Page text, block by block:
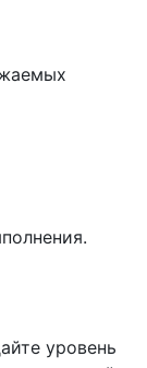
уровень